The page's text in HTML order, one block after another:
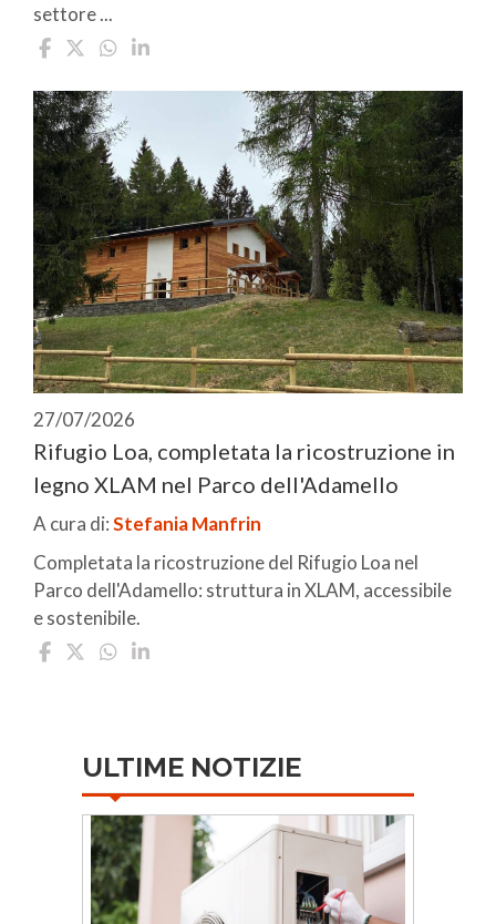
settore ...
27/07/2026
Rifugio Loa, completata la ricostruzione in
legno XLAM nel Parco dell'Adamello
A cura di:Stefania Manfrin
Completata la ricostruzione del Rifugio Loa nel
Parco dell'Adamello: struttura in XLAM, accessibile
e sostenibile.
ULTIME NOTIZIE